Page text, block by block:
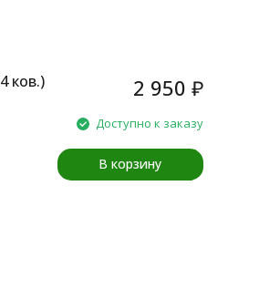
ков.) 2 950 ₽
Доступно к заказу
В корзину